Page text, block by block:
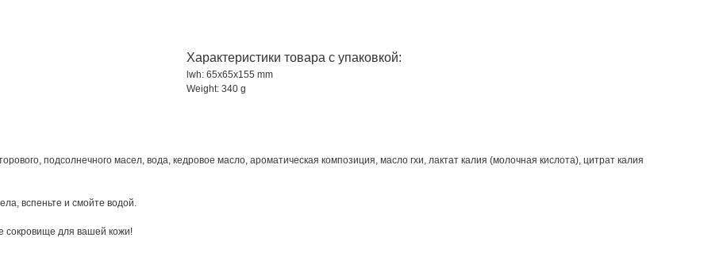
Характеристики товара с упаковкой:
lwh: 65x65x155 mm
Weight: 340 g
подсолнечного масел, вода, кедровое масло, ароматическая композиция, масло гхи, лактат калия (молочная кислота), цитрат калия
вспеньте и смойте водой.
сокровище для вашей кожи!